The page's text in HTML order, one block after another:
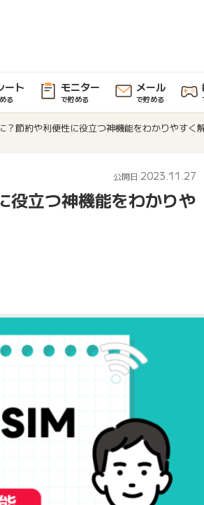
ート
る
モニター
で貯める
メール
で貯める
？節約や利便性に役立つ神機能をわかりやすく
公開日:2023.11.27
役立つ神機能をわかりや